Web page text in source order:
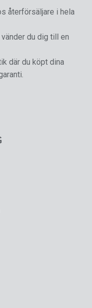
återförsäljare i hela
du dig till en
där du köpt dina